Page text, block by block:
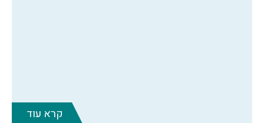
קרא עוד